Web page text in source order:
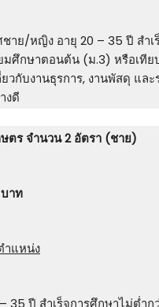
าย/หญิง อายุ 20 – 35 ปี สําเ
ศึกษาตอนต้น (ม.3) หรือเทีย
วกับงานธุรการ, งานพัสดุ และ
งดี
ษตร จำนวน 2 อัตรา (ชาย)
บาท
ำแหน่ง
35 ปี สําเร็จการศึกษาไม่ต่ำก